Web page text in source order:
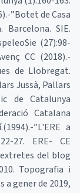
”Botet de Casa
Barcelona. SIE.
(27):98-
CC (2018).-
de Llobregat.
Jussà, Pallars
de Catalunya
Catalana
”L'ERE a
27. ERE- CE
del blog
Topografia i
gener de 2019,